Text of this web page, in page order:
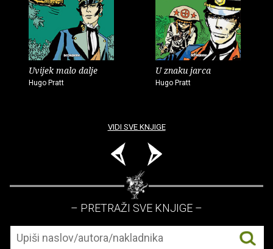
Uvijek malo dalje
Hugo Pratt
U znaku jarca
Hugo Pratt
VIDI SVE KNJIGE
– PRETRAŽI SVE KNJIGE –